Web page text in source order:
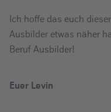
Ich hoffe das euch
Ausbilder etwas näher
Beruf Ausbilder!
Euer Levin